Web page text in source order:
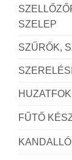
SZELEP
SZŰRŐK,
FŰTŐ